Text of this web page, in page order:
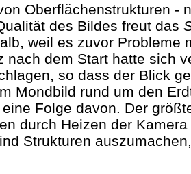
Oberflächenstrukturen -
des Bildes freut das
weil es zuvor Probleme
nach dem Start hatte sich
so dass der Blick
Mondbild rund um den
Folge davon. Der
durch Heizen der
Strukturen